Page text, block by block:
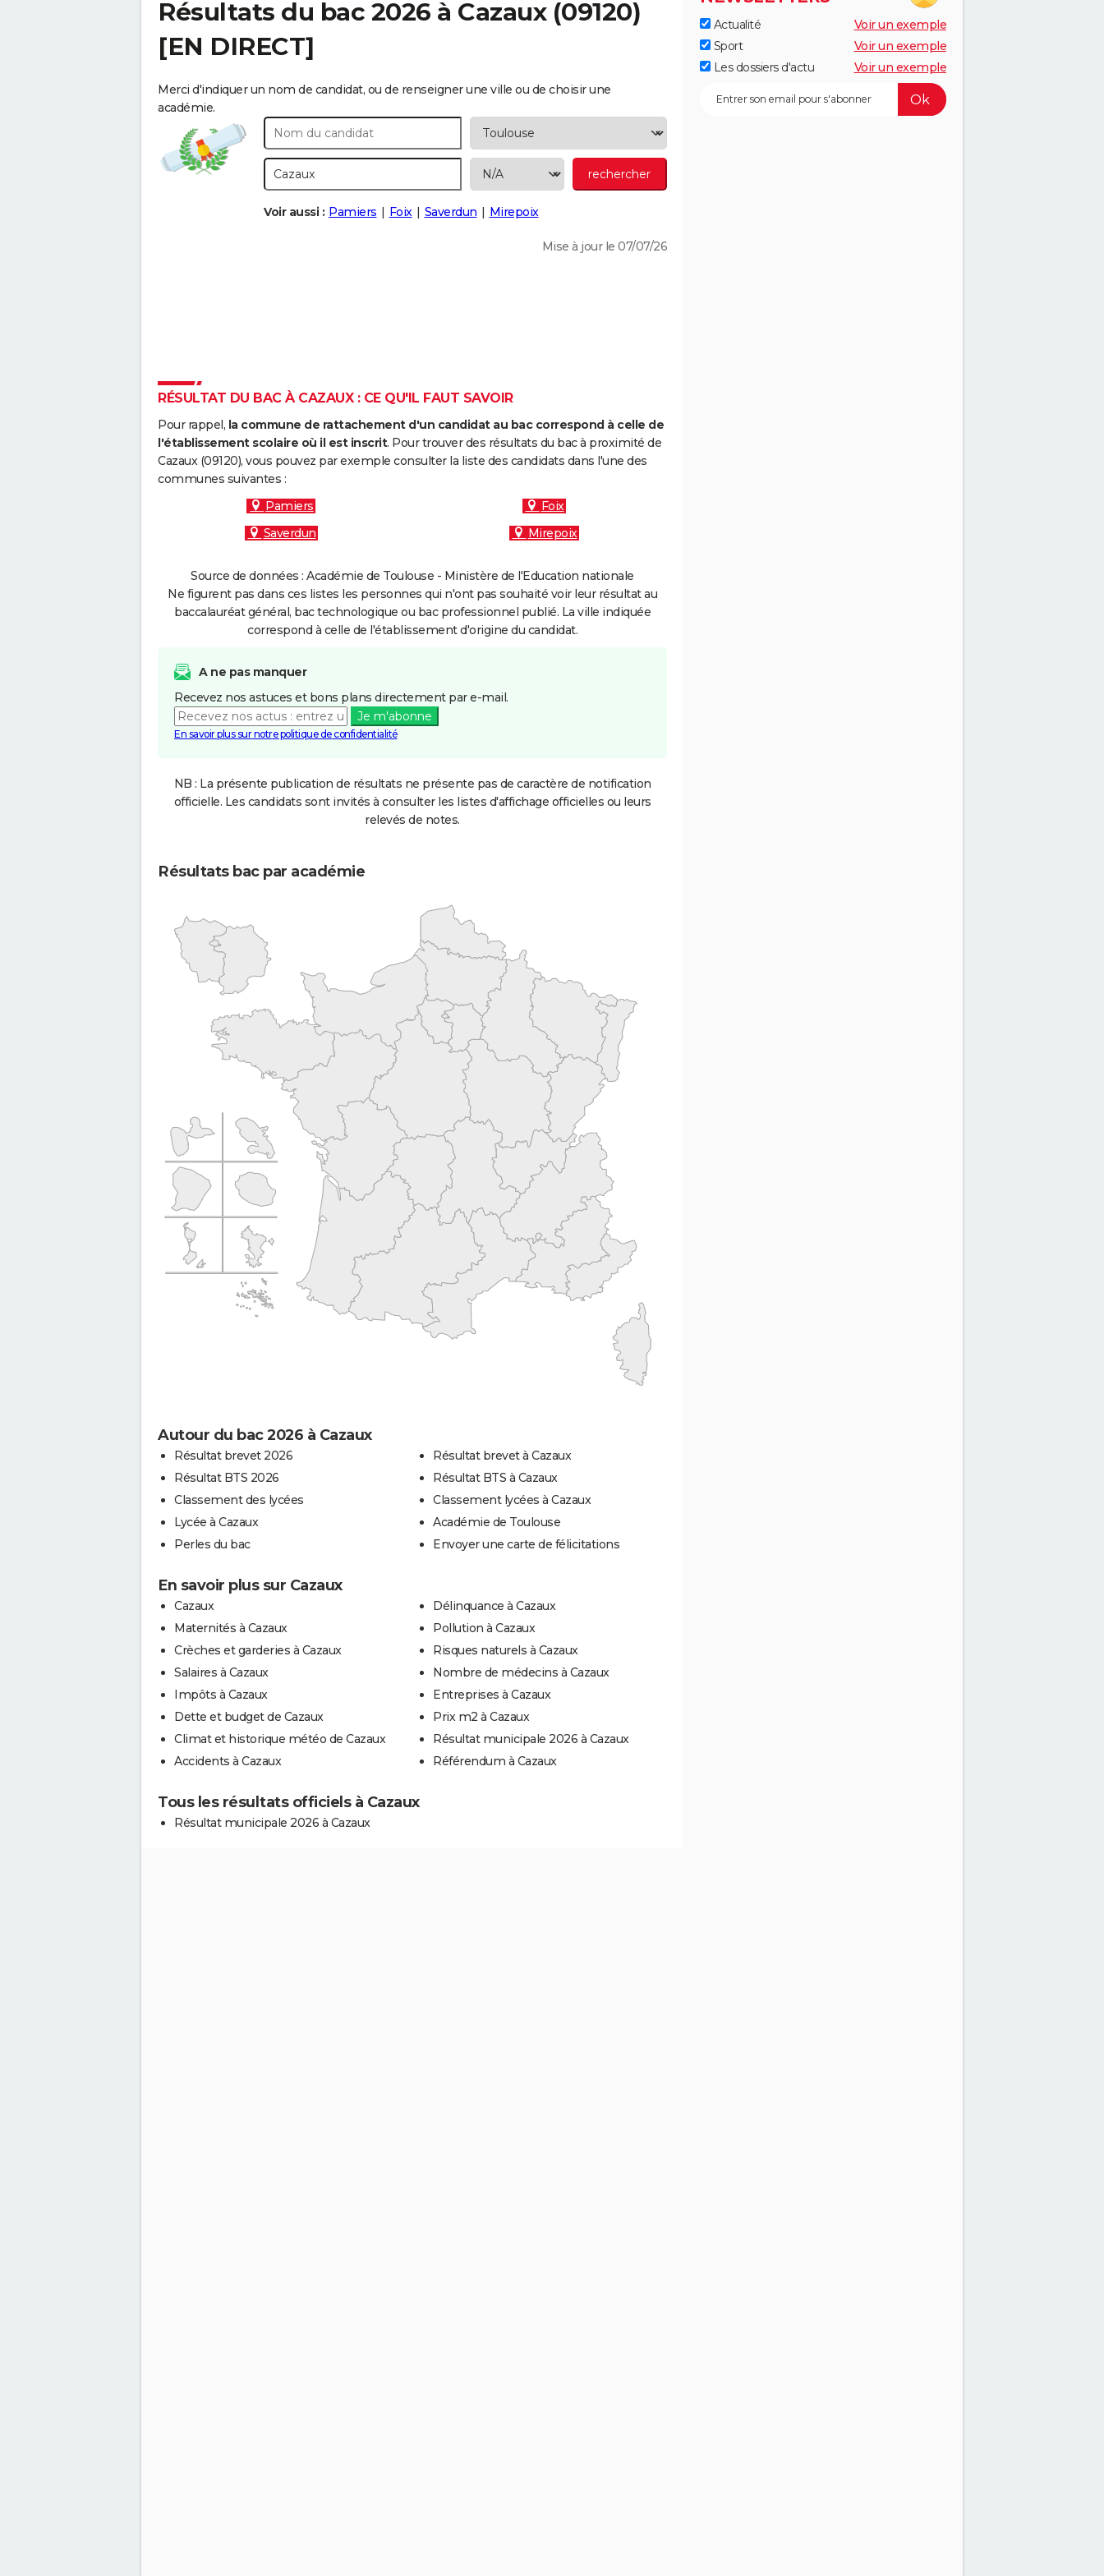
Résultats du bac 2026 à Cazaux(09120)
[EN DIRECT]
Merci d'indiquer un nom de candidat, ou de renseigner une ville ou de choisir une
académie.
Voir aussi : Pamiers Foix Saverdun Mirepoix
Mise à jour le 07/07/26
RÉSULTAT DU BAC À CAZAUX : CE QU'IL FAUT SAVOIR
Pour rappel, la commune de rattachement d'un candidat au bac correspond à celle de
l'établissement scolaire où il est inscrit. Pour trouver des résultats du bac à proximité de
Cazaux (09120), vous pouvez par exemple consulter la liste des candidats dans l'une des
communes suivantes :
Pamiers
Foix
Saverdun
Mirepoix
Source de données : Académie de Toulouse - Ministère de l'Education nationale
Ne figurent pas dans ces listes les personnes qui n'ont pas souhaité voir leur résultat au
baccalauréat général, bac technologique ou bac professionnel publié. La ville indiquée
correspond à celle de l'établissement d'origine du candidat.
A ne pas manquer
Recevez nos astuces et bons plans directement par e-mail.
Je m'abonne
En savoir plus sur notre politique de confidentialité
NB : La présente publication de résultats ne présente pas de caractère de notification
officielle. Les candidats sont invités à consulter les listes d'affichage officielles ou leurs
relevés de notes.
Résultats bac par académie
Autour du bac 2026 à Cazaux
Résultat brevet 2026
Résultat BTS 2026
Classement des lycées
Lycée à Cazaux
Perles du bac
Résultat brevet à Cazaux
Résultat BTS à Cazaux
Classement lycées à Cazaux
Académie de Toulouse
Envoyer une carte de félicitations
En savoir plus sur Cazaux
Cazaux
Maternités à Cazaux
Crèches et garderies à Cazaux
Salaires à Cazaux
Impôts à Cazaux
Dette et budget de Cazaux
Climat et historique météo de Cazaux
Accidents à Cazaux
Délinquance à Cazaux
Pollution à Cazaux
Risques naturels à Cazaux
Nombre de médecins à Cazaux
Entreprises à Cazaux
Prix m2 à Cazaux
Résultat municipale 2026 à Cazaux
Référendum à Cazaux
Tous les résultats officiels à Cazaux
Résultat municipale 2026 à Cazaux
Actualité
Voir un exemple
Sport
Voir un exemple
Les dossiers d'actu
Voir un exemple